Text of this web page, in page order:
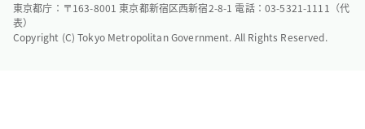
東京都庁：〒163-8001 東京都新宿区西新宿2-8-1 電話：03-5321-1111（代
表）
Copyright (C) Tokyo Metropolitan Government. All Rights Reserved.